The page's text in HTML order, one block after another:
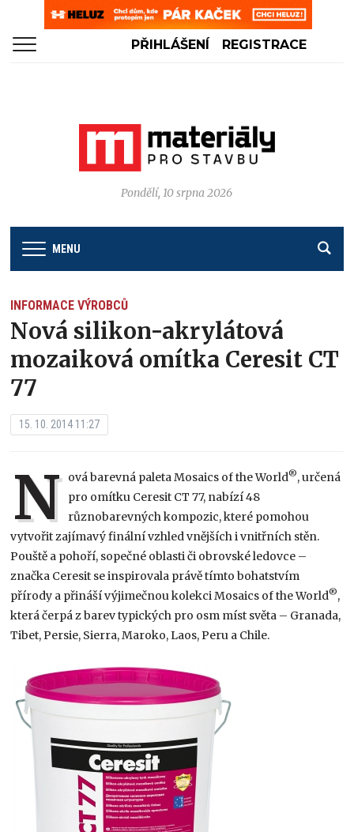
PŘIHLÁŠENÍ REGISTRACE
Pondělí, 10 srpna 2026
MENU
INFORMACE VÝROBCŮ
Nová silikon-akrylátová
mozaiková omítka Ceresit CT
77
15. 10. 2014 11:27
N ová barevná paleta Mosaics of the World®, určená
pro omítku Ceresit CT 77, nabízí 48
různobarevných kompozic, které pomohou
vytvořit zajímavý finální vzhled vnějších i vnitřních stěn.
Pouště a pohoří, sopečné oblasti či obrovské ledovce –
značka Ceresit se inspirovala právě tímto bohatstvím
přírody a přináší výjimečnou kolekci Mosaics of the World®,
která čerpá z barev typických pro osm míst světa – Granada,
Tibet, Persie, Sierra, Maroko, Laos, Peru a Chile.